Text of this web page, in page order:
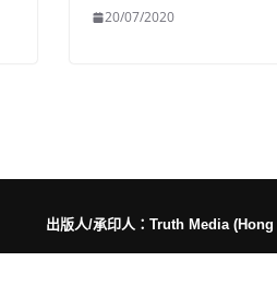
20/07/2020
出版人/承印人：Truth Media